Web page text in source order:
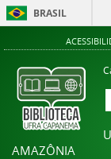
BRASIL
AMAZÔNIA